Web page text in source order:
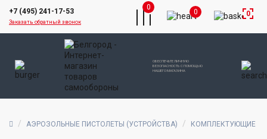
+7 (495) 241-17-53
Заказать обратный звонок
ОБЕСПЕЧЬТЕ ЛИЧНУЮ
БЕЗОПАСНОСТЬ С ПОМОЩЬЮ
НАШЕГО МАГАЗИНА
0
0 0
АЭРОЗОЛЬНЫЕ ПИСТОЛЕТЫ (УСТРОЙСТВА) КОМПЛЕКТУЮЩИЕ